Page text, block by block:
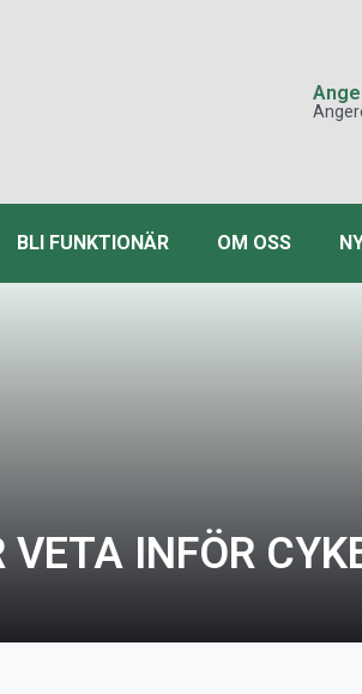
BLI FUNKTIONÄR OM OSS
VETA INFÖR